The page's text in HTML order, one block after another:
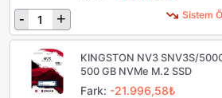
Sistem
- +
KINGSTON NV3 SNV3S/
500 GB NVMe M.2 SSD
Fark: -21.996,58₺